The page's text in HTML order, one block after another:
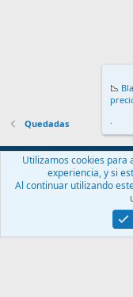
Quedadas
Español (ES)
Contáctanos
Términos
Community platform by
📉
.
Utilizamos cookies para
experiencia, y si
Al continuar utilizando